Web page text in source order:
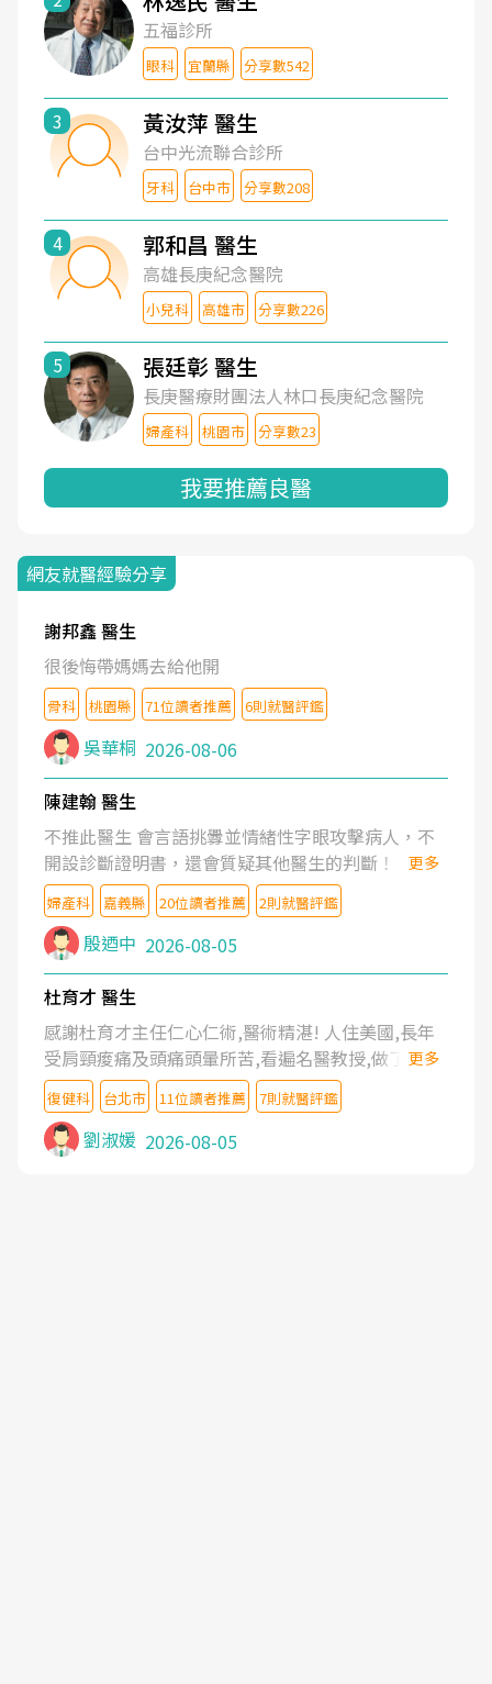
五福診所
眼科 宜蘭縣 分享數542
3 黃汝萍 醫生
台中光流聯合診所
牙科 台中市 分享數208
4 郭和昌 醫生
高雄長庚紀念醫院
小兒科 高雄市 分享數226
5 張廷彰 醫生
長庚醫療財團法人林口長庚紀念醫院
婦產科 桃園市 分享數23
我要推薦良醫
網友就醫經驗分享
謝邦鑫 醫生
很後悔帶媽媽去給他開
骨科 桃園縣 71位讀者推薦 6則就醫評鑑
吳華桐 2026-08-06
陳建翰 醫生
不推此醫生 會言語挑釁並情緒性字眼攻擊病人，不
開設診斷證明書，還會質疑其他醫生的判斷！
更多
婦產科 嘉義縣 20位讀者推薦 2則就醫評鑑
殷迺中 2026-08-05
杜育才 醫生
感謝杜育才主任仁心仁術,醫術精湛! 人住美國,長年
受肩頸痠痛及頭痛頭暈所苦,看遍名醫教授,做了各種
檢查,也嘗試過西醫打針,中醫針灸及物理徒手治療都
沒有用,後來連吃到嗎啡類止痛藥都效果有限,只是壓
症狀,沒多久就痛起來,多年失眠嚴重影響生活品質.
台灣親友介紹忠孝醫院杜育才主任是頸頭症候群專
更多
復健科 台北市 11位讀者推薦 7則就醫評鑑
劉淑媛 2026-08-05